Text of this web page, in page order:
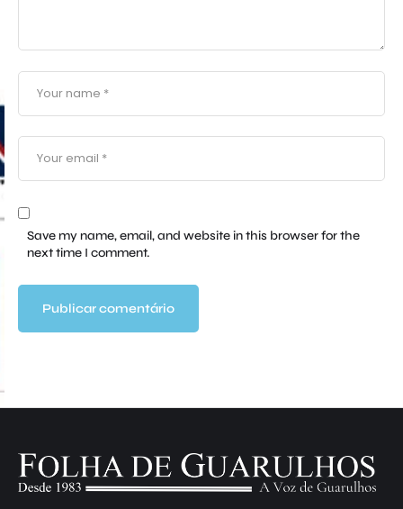
Save my name, email, and website in this browser for the
next time I comment.